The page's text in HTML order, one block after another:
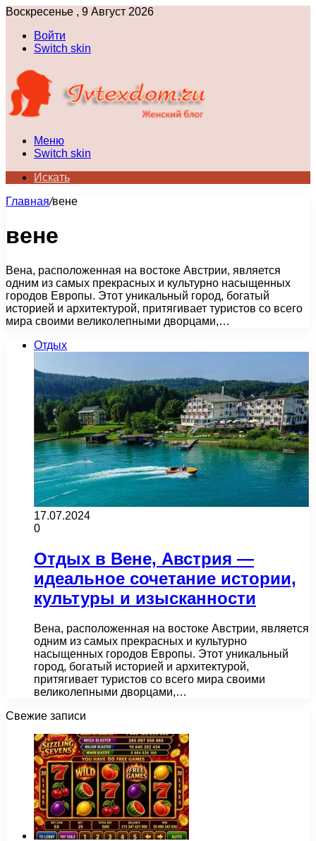
Воскресенье , 9 Август 2026
Войти
Switch skin
Меню
Switch skin
Искать
Главная/вене
вене
Вена, расположенная на востоке Австрии, является
одним из самых прекрасных и культурно насыщенных
городов Европы. Этот уникальный город, богатый
историей и архитектурой, притягивает туристов со всего
мира своими великолепными дворцами,…
Отдых
17.07.2024
0
Отдых в Вене, Австрия —
идеальное сочетание истории,
культуры и изысканности
Вена, расположенная на востоке Австрии, является
одним из самых прекрасных и культурно
насыщенных городов Европы. Этот уникальный
город, богатый историей и архитектурой,
притягивает туристов со всего мира своими
великолепными дворцами,…
Свежие записи